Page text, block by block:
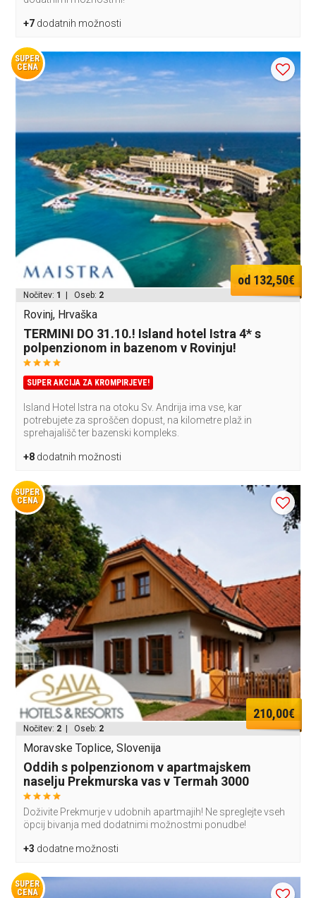
+7 dodatnih možnosti
SUPER
CENA
od 132,50€
Nočitev: 1 | Oseb: 2
Rovinj, Hrvaška
TERMINI DO 31.10.! Island hotel Istra 4* s
polpenzionom in bazenom v Rovinju!
SUPER AKCIJA ZA KROMPIRJEVE!
Island Hotel Istra na otoku Sv. Andrija ima vse, kar
potrebujete za sproščen dopust, na kilometre plaž in
sprehajališč ter bazenski kompleks.
+8 dodatnih možnosti
SUPER
CENA
210,00€
Nočitev: 2 | Oseb: 2
Moravske Toplice, Slovenija
Oddih s polpenzionom v apartmajskem
naselju Prekmurska vas v Termah 3000
Doživite Prekmurje v udobnih apartmajih! Ne spreglejte vseh
öpcij bivanja med dodatnimi možnostmi ponudbe!
+3 dodatne možnosti
SUPER
CENA